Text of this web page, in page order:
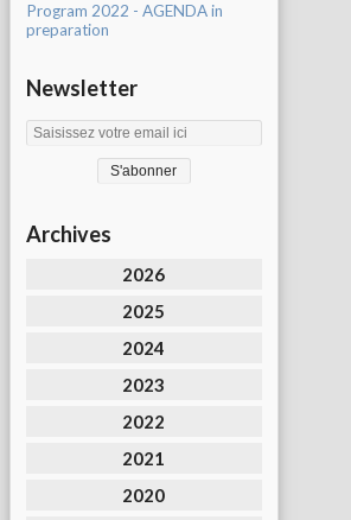
Program 2022 - AGENDA in
preparation
Newsletter
Archives
2026
2025
2024
2023
2022
2021
2020